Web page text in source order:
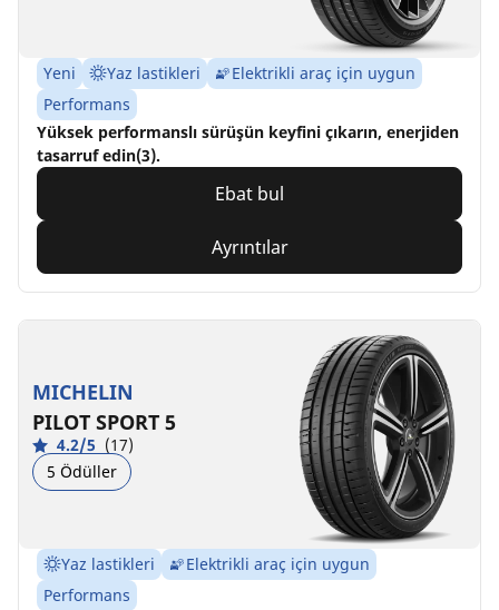
Yeni Yaz lastikleri
Elektrikli araç için uygun
Performans
Yüksek performanslı sürüşün keyfini çıkarın, enerjiden
tasarruf edin(3).
Ebat bul
Ayrıntılar
MICHELIN
PILOT SPORT 5
4.2/5 (17)
5 Ödüller
Yaz lastikleri
Elektrikli araç için uygun
Performans